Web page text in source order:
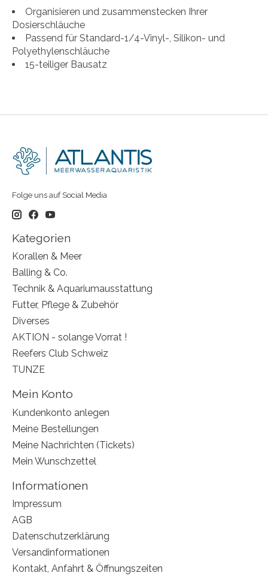
Organisieren und zusammenstecken Ihrer
Dosierschläuche
Passend für Standard-1/4-Vinyl-, Silikon- und
Polyethylenschläuche
15-teiliger Bausatz
Folge uns auf Social Media
Kategorien
Korallen & Meer
Balling & Co.
Technik & Aquariumausstattung
Futter, Pflege & Zubehör
Diverses
AKTION - solange Vorrat !
Reefers Club Schweiz
TUNZE
Mein Konto
Kundenkonto anlegen
Meine Bestellungen
Meine Nachrichten (Tickets)
Mein Wunschzettel
Informationen
Impressum
AGB
Datenschutzerklärung
Versandinformationen
Kontakt, Anfahrt & Öffnungszeiten